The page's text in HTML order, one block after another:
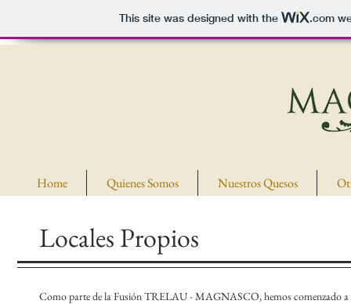
This site was designed with the .com
Home Quienes Somos Nuestros Quesos
Locales Propios
Como parte de la Fusión TRELAU - MAGNASCO, hemos comenzado